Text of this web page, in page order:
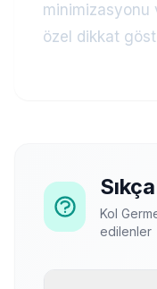
minimizasyonu
özel dikkat
Kol
edilenler